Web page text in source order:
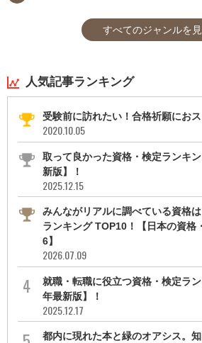
すべてのジャンルを
人気記事ランキング
受験前に訪れたい！合格祈願にお
2020.10.05
取って良かった資格・検定ランキ
新版】！
2025.12.15
みんながリアルに調べている資格
ランキング TOP10！【日本の資格
6】
2026.07.09
就職・転職に役立つ資格・検定ラ
年最新版】！
2025.12.17
都内に現れた本と緑のオアシス。